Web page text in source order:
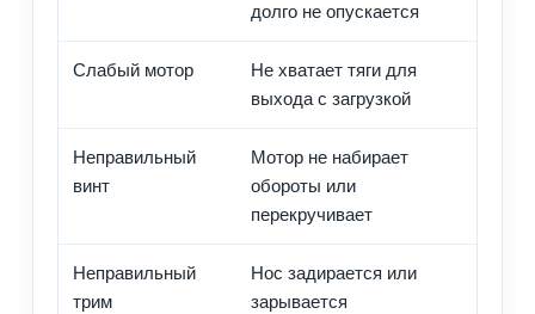
долго не опускается
Слабый мотор
Не хватает тяги для
выхода с загрузкой
Неправильный
винт
Мотор не набирает
обороты или
перекручивает
Неправильный
трим
Нос задирается или
зарывается